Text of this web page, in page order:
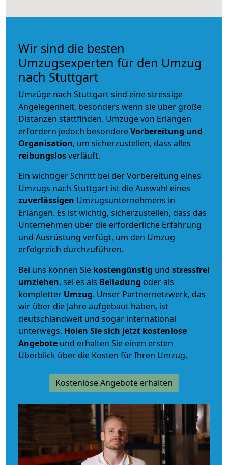
Wir sind die besten
Umzugsexperten für den Umzug
nach Stuttgart
Umzüge nach Stuttgart sind eine stressige
Angelegenheit, besonders wenn sie über große
Distanzen stattfinden. Umzüge von Erlangen
erfordern jedoch besondereVorbereitung und
Organisation, um sicherzustellen, dass alles
reibungslosverläuft.
Ein wichtiger Schritt bei der Vorbereitung eines
Umzugs nach Stuttgart ist die Auswahl eines
zuverlässigen Umzugsunternehmens in
Erlangen. Es ist wichtig, sicherzustellen, dass das
Unternehmen über die erforderliche Erfahrung
und Ausrüstung verfügt, um den Umzug
erfolgreich durchzuführen.
Bei uns können Sie kostengünstig und stressfrei
umziehen, sei es als Beiladung oder als
kompletter Umzug. Unser Partnernetzwerk, das
wir über die Jahre aufgebaut haben, ist
deutschlandweit und sogar international
unterwegs. Holen Sie sich jetzt kostenlose
Angebote und erhalten Sie einen ersten
Überblick über die Kosten für Ihren Umzug.
Kostenlose Angebote erhalten